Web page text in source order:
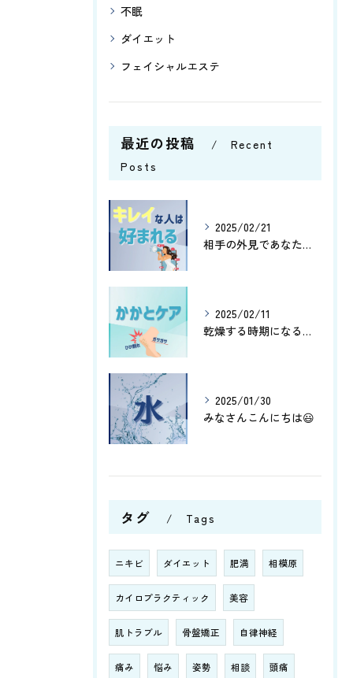
不眠
ダイエット
フェイシャルエステ
最近の投稿
Recent
Posts
2025/02/21
相手の外見であなたはどこの部分を気にする傾向にありますか😊？
2025/02/11
乾燥する時期になると、かかとがガサガサしたりひび割れしたりし...
2025/01/30
みなさんこんにちは😃
タグ Tags
ニキビ ダイエット 肥満 相模原
カイロプラクティック 美容
肌トラブル 骨盤矯正 自律神経
痛み 悩み 姿勢 相談 頭痛